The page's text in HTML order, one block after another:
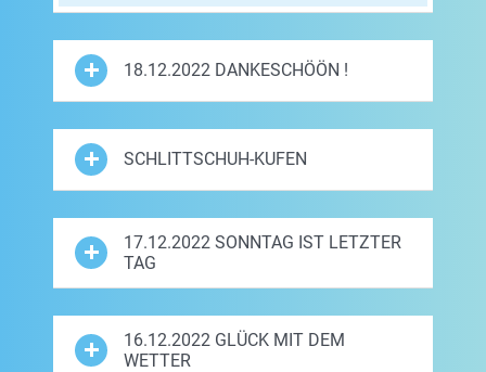
18.12.2022 DANKESCHÖÖN !
SCHLITTSCHUH-KUFEN
17.12.2022 SONNTAG IST LETZTER
TAG
16.12.2022 GLÜCK MIT DEM
WETTER